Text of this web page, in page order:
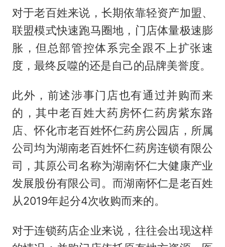
对于老百姓来说，长期依靠轻资产加盟、
联盟模式快速跑马圈地，门店体量极速膨
胀，但总部管控体系完全跟不上扩张速
度，最终反噬的还是自己的品牌美誉度。
此外，前述涉事门店也有通过并购而来
的，其中老百姓大药房怀仁药房紫东路
店、怀化市老百姓怀仁药房公园店，所属
公司均为湖南老百姓怀仁药房连锁有限公
司，其原公司名称为湖南怀仁大健康产业
发展股份有限公司。而湖南怀仁是老百姓
从2019年起分4次收购而来的。
对于连锁药店企业来说，往往会出现这样